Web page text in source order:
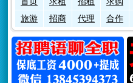
旅游
招商 代理 合作